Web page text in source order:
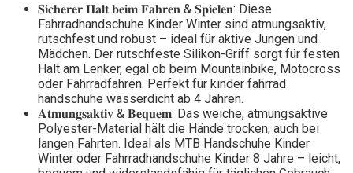
𝐒𝐢𝐜𝐡𝐞𝐫𝐞𝐫 𝐇𝐚𝐥𝐭 𝐛𝐞𝐢𝐦 𝐅𝐚𝐡𝐫𝐞𝐧 & 𝐒𝐩𝐢𝐞𝐥𝐞𝐧: Diese
Fahrradhandschuhe Kinder Winter sind atmungsaktiv,
rutschfest und robust – ideal für aktive Jungen und
Mädchen. Der rutschfeste Silikon-Griff sorgt für festen
Halt am Lenker, egal ob beim Mountainbike, Motocross
oder Fahrradfahren. Perfekt für kinder fahrrad
handschuhe wasserdicht ab 4 Jahren.
𝐀𝐭𝐦𝐮𝐧𝐠𝐬𝐚𝐤𝐭𝐢𝐯 & 𝐁𝐞𝐪𝐮𝐞𝐦: Das weiche, atmungsaktive
Polyester-Material hält die Hände trocken, auch bei
langen Fahrten. Ideal als MTB Handschuhe Kinder
Winter oder Fahrradhandschuhe Kinder 8 Jahre – leicht,